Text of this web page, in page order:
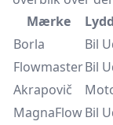
Mærke
Borla
Bil
FlowmasterBil
Akrapovič
MagnaFlowBil